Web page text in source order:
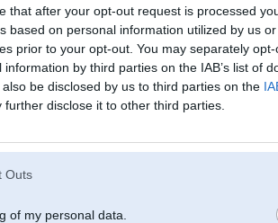
that after your opt-out request is processed
based on personal information utilized by us
prior to your opt-out. You may separately
by third parties on the IAB’s list of
be disclosed by us to third parties on the
further disclose it to other third parties.
Outs
of my personal data.
xc90 2005 gada, laba stavokli, d5, automats uz kaut ko
lv/transport/cars/opel/ast...1651925693731755